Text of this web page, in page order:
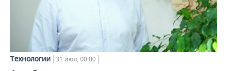
Технологии 31 июл, 00:00